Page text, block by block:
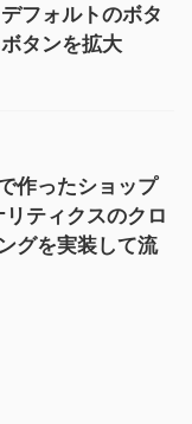
フォルトのボタ
タンを拡大
作ったショップ
ティクスのクロ
グを実装して流